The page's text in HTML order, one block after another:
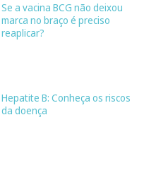
Se a vacina BCG não deixou
marca no braço é preciso
reaplicar?
Hepatite B: Conheça os riscos
da doença